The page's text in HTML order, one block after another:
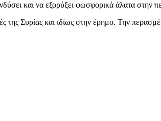
και να εξορύξει φωσφορικά άλατα στην
της Συρίας και ιδίως στην έρημο. Την